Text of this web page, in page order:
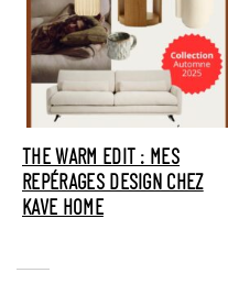
THE WARM EDIT : MES
REPÉRAGES DESIGN CHEZ
KAVE HOME